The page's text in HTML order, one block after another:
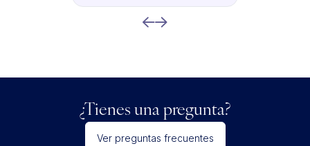
¿Tienes una pregunta?
Ver preguntas frecuentes